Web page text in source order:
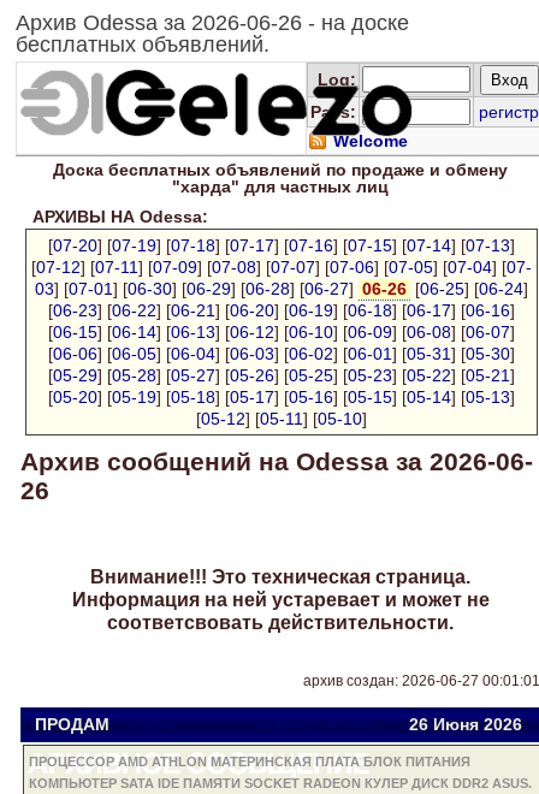
Архив Odessa за 2026-06-26 - на доске
бесплатных объявлений.
Log:
Pass:
регистр
Welcome
Доска бесплатныхобъявлений по продаже и обмену
"харда" для частных лиц
АРХИВЫ НА Odessa:
[07-20] [07-19] [07-18] [07-17] [07-16] [07-15] [07-14] [07-13]
[07-12] [07-11] [07-09] [07-08] [07-07] [07-06] [07-05] [07-04] [07-
03] [07-01] [06-30] [06-29] [06-28] [06-27] 06-26 [06-25] [06-24]
[06-23] [06-22] [06-21] [06-20] [06-19] [06-18] [06-17] [06-16]
[06-15] [06-14] [06-13] [06-12] [06-10] [06-09] [06-08] [06-07]
[06-06] [06-05] [06-04] [06-03] [06-02] [06-01] [05-31] [05-30]
[05-29] [05-28] [05-27] [05-26] [05-25] [05-23] [05-22] [05-21]
[05-20] [05-19] [05-18] [05-17] [05-16] [05-15] [05-14] [05-13]
[05-12] [05-11] [05-10]
Архив сообщений на Odessa за 2026-06-
26
Внимание!!! Это техническая страница.
Информация на ней устаревает и может не
соответсвовать действительности.
архив создан: 2026-06-27 00:01:01
ПРОДАМ Viator viatora@ukr.net 26 Июня 2026
ПРОЦЕССОР AMD ATHLON МАТЕРИНСКАЯ ПЛАТА БЛОК ПИТАНИЯ
КОМПЬЮТЕР SATA IDE ПАМЯТИ SOCKET RADEON КУЛЕР ДИСК DDR2 ASUS.